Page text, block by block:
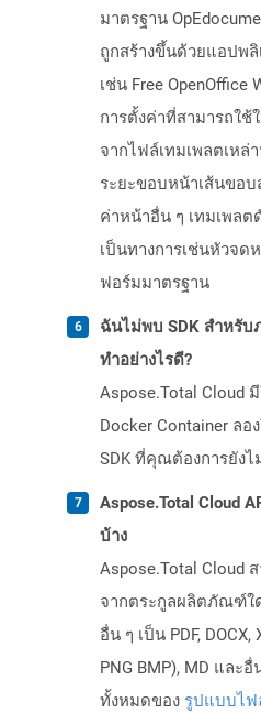
มาตรฐาน
ถูกสร้างขึ้นด้วยแอปพลิ
เช่น Free OpenOffice
การตั้งค่าที่สามารถใช้
จากไฟล์เทมเพลตเหล่
ระยะขอบหน้าเส้นขอ
ค่าหน้าอื่น ๆ เทมเพลต
เป็นทางการเช่นหัวจ
ฟอร์มมาตรฐาน
ฉันไม่พบ SDK สำหรั
ทำอย่างไรดี?
Aspose.Total Cloud
Docker Container ล
SDK ที่คุณต้องการยัง
Aspose.Total Cloud
บ้าง
Aspose.Total Cloud
จากตระกูลผลิตภัณฑ์
อื่น ๆ เป็น PDF, DOCX,
PNG BMP), MD และ
ทั้งหมดของ รูปแบบไฟ